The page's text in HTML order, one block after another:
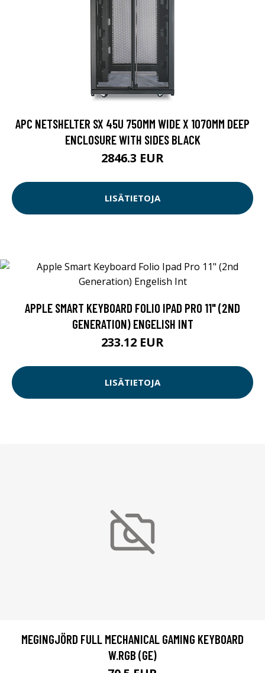
APC NETSHELTER SX 45U 750MM WIDE X 1070MM DEEP
ENCLOSURE WITH SIDES BLACK
2846.3 EUR
LISÄTIETOJA
APPLE SMART KEYBOARD FOLIO IPAD PRO 11" (2ND
GENERATION) ENGELISH INT
233.12 EUR
LISÄTIETOJA
MEGINGJÖRD FULL MECHANICAL GAMING KEYBOARD
W.RGB (GE)